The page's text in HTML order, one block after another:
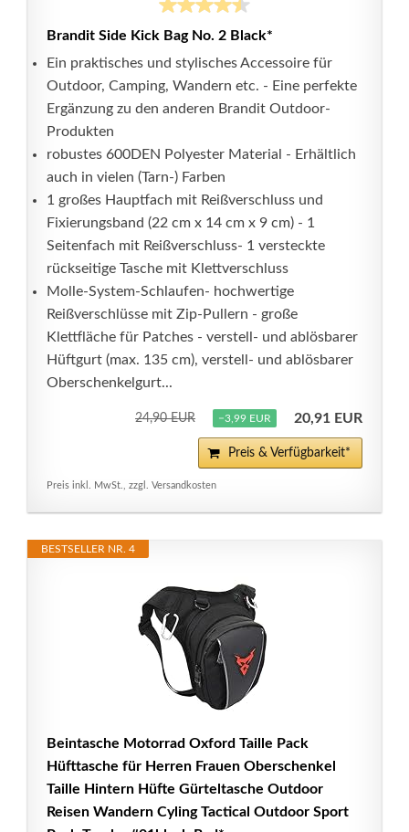
Brandit Side Kick Bag No. 2 Black*
Ein praktisches und stylisches Accessoire für
Outdoor, Camping, Wandern etc. - Eine perfekte
Ergänzung zu den anderen Brandit Outdoor-
Produkten
robustes 600DEN Polyester Material - Erhältlich
auch in vielen (Tarn-) Farben
1 großes Hauptfach mit Reißverschluss und
Fixierungsband (22 cm x 14 cm x 9 cm) - 1
Seitenfach mit Reißverschluss- 1 versteckte
rückseitige Tasche mit Klettverschluss
Molle-System-Schlaufen- hochwertige
Reißverschlüsse mit Zip-Pullern - große
Klettfläche für Patches - verstell- und ablösbarer
Hüftgurt (max. 135 cm), verstell- und ablösbarer
Oberschenkelgurt...
24,90 EUR −3,99 EUR 20,91 EUR
Preis & Verfügbarkeit*
Preis inkl. MwSt., zzgl. Versandkosten
BESTSELLER NR. 4
Beintasche Motorrad Oxford Taille Pack
Hüfttasche für Herren Frauen Oberschenkel
Taille Hintern Hüfte Gürteltasche Outdoor
Reisen Wandern Cyling Tactical Outdoor Sport